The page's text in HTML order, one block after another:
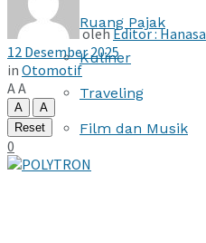
Ruang Pajak
Kuliner
Traveling
Film dan Musik
olehEditor : Hanasa
12 Desember 2025
in Otomotif
AA
A
A
Reset
0